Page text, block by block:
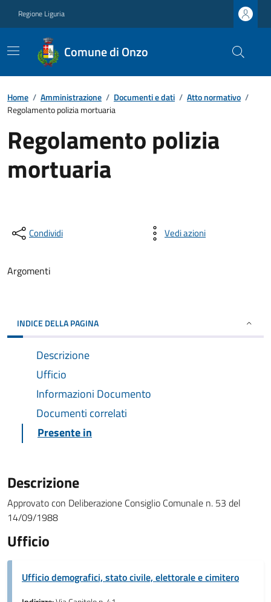
Regione Liguria
Comune di Onzo
Home / Amministrazione / Documenti e dati / Atto normativo /
Regolamento polizia mortuaria
Regolamento polizia
mortuaria
Condividi Vedi azioni
Argomenti
INDICE DELLA PAGINA
Descrizione
Ufficio
Informazioni Documento
Documenti correlati
Presente in
Descrizione
Approvato con Deliberazione Consiglio Comunale n. 53 del
14/09/1988
Ufficio
Ufficio demografici, stato civile, elettorale e cimitero